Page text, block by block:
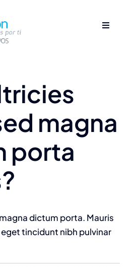
Toggle
Toggle
magna
porta
dictum porta. Mauris
tincidunt nibh pulvinar